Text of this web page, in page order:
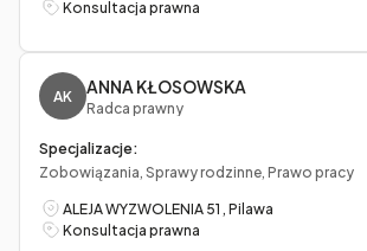
Konsultacja prawna
AK ANNA KŁOSOWSKA
Radca prawny
Specjalizacje:
Zobowiązania, Sprawy rodzinne, Prawo pracy
ALEJA WYZWOLENIA 51 , Pilawa
Konsultacja prawna